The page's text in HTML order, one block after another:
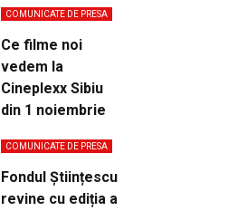
COMUNICATE DE PRESA
Ce filme noi
vedem la
Cineplexx Sibiu
din 1 noiembrie
COMUNICATE DE PRESA
Fondul Științescu
revine cu ediția a